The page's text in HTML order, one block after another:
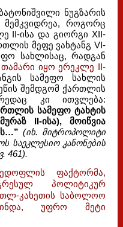
ნუგზარის
როგორც
II-ისა და გიორგი XII-
მეფე ვახტანგ VI-
სახლისაც, რადგან
იყო ერეკლე II-
სამეფო სახლის
შემდგომ ქართლის
კი ითვლება:
სამეფო ტახტის
II-ისა), მოიწვია
(იხ. მიტროპოლიტი
საეკლესიო კანონების
461).
ფაქტორმა,
პოლიტიკურ
კახეთის საბოლოო
უფრო მეტი